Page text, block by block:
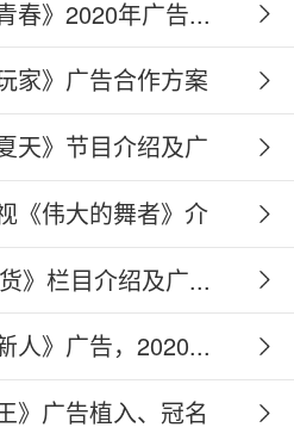
春》2020年广告...
家》广告合作方案
天》节目介绍及广
《伟大的舞者》介
》栏目介绍及广...
人》广告，2020...
》广告植入、冠名